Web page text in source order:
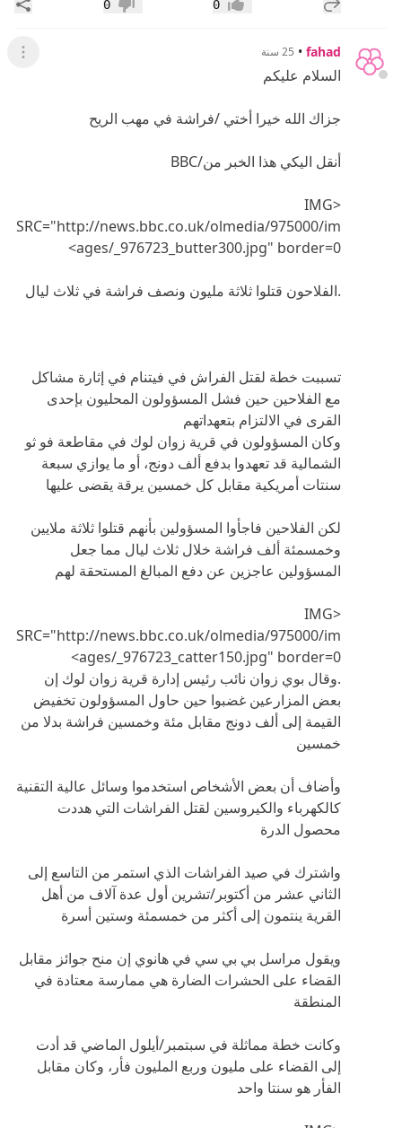
إعجاب0 عدم إعجاب
0
fahad
• 25 سنة عرض
السلام عليكم
جزاك الله خيرا أختي /فراشة في مهب الريح
أنقل اليكي هذا الخبر من/BBC
<IMG
SRC="http://news.bbc.co.uk/olmedia/975000/im
ages/_976723_butter300.jpg" border=0>
.الفلاحون قتلوا ثلاثة مليون ونصف فراشة في ثلاث ليال
تسببت خطة لقتل الفراش في فيتنام في إثارة مشاكل
مع الفلاحين حين فشل المسؤولون المحليون بإحدى
القرى في الالتزام بتعهداتهم
وكان المسؤولون في قرية زوان لوك في مقاطعة فو ثو
الشمالية قد تعهدوا بدفع ألف دونج، أو ما يوازي سبعة
سنتات أمريكية مقابل كل خمسين يرقة يقضى عليها
لكن الفلاحين فاجأوا المسؤولين بأنهم قتلوا ثلاثة ملايين
وخمسمئة ألف فراشة خلال ثلاث ليال مما جعل
المسؤولين عاجزين عن دفع المبالغ المستحقة لهم
<IMG
SRC="http://news.bbc.co.uk/olmedia/975000/im
ages/_976723_catter150.jpg" border=0>
.وقال بوي زوان نائب رئيس إدارة قرية زوان لوك إن
بعض المزارعين غضبوا حين حاول المسؤولون تخفيض
القيمة إلى ألف دونج مقابل مئة وخمسين فراشة بدلا من
خمسين
وأضاف أن بعض الأشخاص استخدموا وسائل عالية التقنية
كالكهرباء والكيروسين لقتل الفراشات التي هددت
محصول الدرة
واشترك في صيد الفراشات الذي استمر من التاسع إلى
الثاني عشر من أكتوبر/تشرين أول عدة آلاف من أهل
القرية ينتمون إلى أكثر من خمسمئة وستين أسرة
ويقول مراسل بي بي سي في هانوي إن منح جوائز مقابل
القضاء على الحشرات الضارة هي ممارسة معتادة في
المنطقة
وكانت خطة مماثلة في سبتمبر/أيلول الماضي قد أدت
إلى القضاء على مليون وربع المليون فأر، وكان مقابل
الفأر هو سنتا واحد